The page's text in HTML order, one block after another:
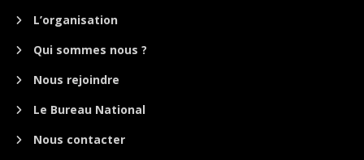
L’organisation
Qui sommes nous ?
Nous rejoindre
Le Bureau National
Nous contacter